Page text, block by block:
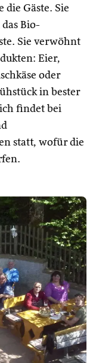
Gäste. Sie
Bio-
Sie verwöhnt
Eier,
oder
in bester
findet bei
statt, wofür die